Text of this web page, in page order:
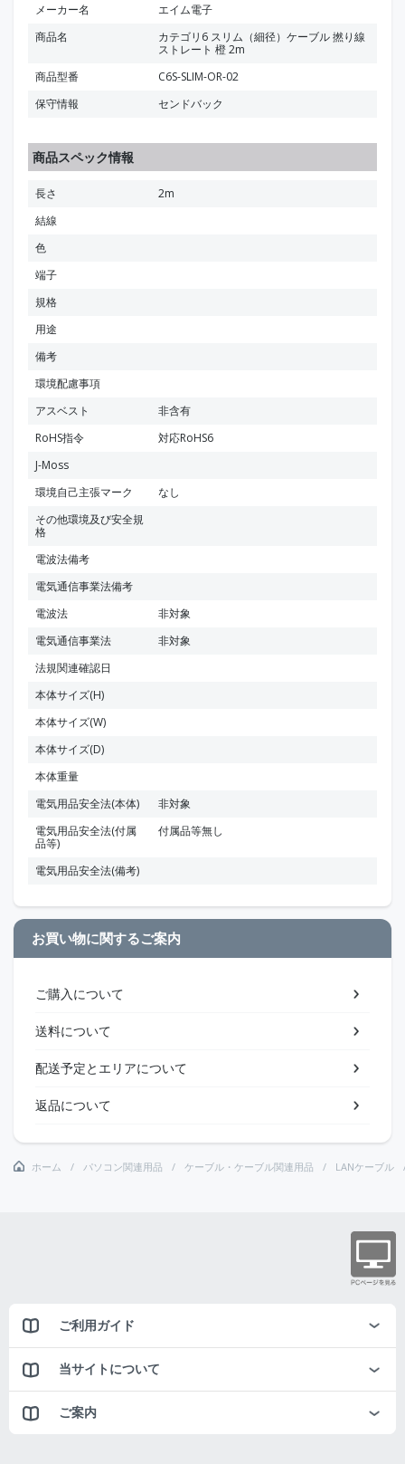
メーカー名
エイム電子
商品名
カテゴリ6 スリム（細径）ケーブル 撚り線
ストレート 橙 2m
商品型番
C6S-SLIM-OR-02
保守情報
センドバック
商品スペック情報
長さ
2m
結線
色
端子
規格
用途
備考
環境配慮事項
アスベスト
非含有
RoHS指令
対応RoHS6
J-Moss
環境自己主張マーク
なし
その他環境及び安全規
格
電波法備考
電気通信事業法備考
電波法
非対象
電気通信事業法
非対象
法規関連確認日
本体サイズ(H)
本体サイズ(W)
本体サイズ(D)
本体重量
電気用品安全法(本体)
非対象
電気用品安全法(付属
品等)
付属品等無し
電気用品安全法(備考)
お買い物に関するご案内
ご購入について
送料について
配送予定とエリアについて
返品について
ホーム パソコン関連用品 ケーブル・ケーブル関連用品 LANケーブル
ご利用ガイド
当サイトについて
ご案内